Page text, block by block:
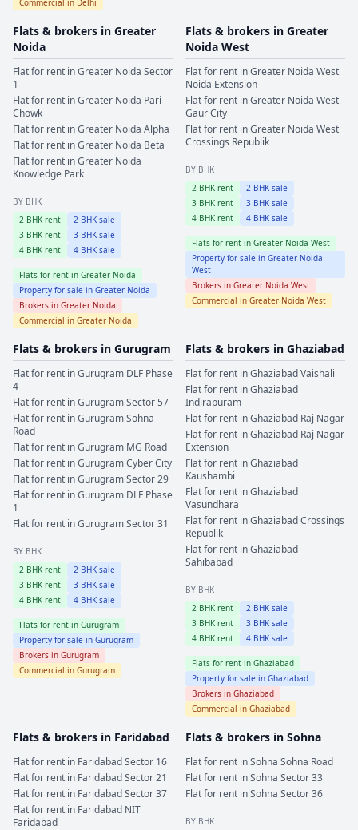
Flats & brokers in Greater
Noida
Flat for rent inGreater Noida Sector
1
Flat for rent inGreater Noida Pari
Chowk
Flat for rent inGreater Noida Alpha
Flat for rent inGreater Noida Beta
Flat for rent inGreater Noida
Knowledge Park
BY BHK
2 BHK rent 2 BHK sale
3 BHK rent 3 BHK sale
4 BHK rent 4 BHK sale
Flats for rent in Greater Noida
Property for sale in Greater Noida
Brokers in Greater Noida
Commercial in Greater Noida
Flats & brokers in Greater
Noida West
Flat for rent inGreater Noida West
Noida Extension
Flat for rent inGreater Noida West
Gaur City
Flat for rent inGreater Noida West
Crossings Republik
BY BHK
2 BHK rent 2 BHK sale
3 BHK rent 3 BHK sale
4 BHK rent 4 BHK sale
Flats for rent in Greater Noida West
Property for sale in Greater Noida
West
Brokers in Greater Noida West
Commercial in Greater Noida West
Flats & brokers in Gurugram
Flat for rent inGurugram DLF Phase
4
Flat for rent inGurugramSector 57
Flat for rent inGurugramSohna
Road
Flat for rent inGurugram MG Road
Flat for rent inGurugramCyber City
Flat for rent inGurugramSector 29
Flat for rent inGurugram DLF Phase
1
Flat for rent inGurugramSector 31
BY BHK
2 BHK rent 2 BHK sale
3 BHK rent 3 BHK sale
4 BHK rent 4 BHK sale
Flats for rent in Gurugram
Property for sale in Gurugram
Brokers in Gurugram
Commercial in Gurugram
Flats & brokers in Ghaziabad
Flat for rent inGhaziabadVaishali
Flat for rent inGhaziabad
Indirapuram
Flat for rent inGhaziabad Raj Nagar
Flat for rent inGhaziabad Raj Nagar
Extension
Flat for rent inGhaziabad
Kaushambi
Flat for rent inGhaziabad
Vasundhara
Flat for rent inGhaziabadCrossings
Republik
Flat for rent inGhaziabad
Sahibabad
BY BHK
2 BHK rent 2 BHK sale
3 BHK rent 3 BHK sale
4 BHK rent 4 BHK sale
Flats for rent in Ghaziabad
Property for sale in Ghaziabad
Brokers in Ghaziabad
Commercial in Ghaziabad
Flats & brokers in Faridabad
Flat for rent in FaridabadSector 16
Flat for rent in FaridabadSector 21
Flat for rent in FaridabadSector 37
Flat for rent in Faridabad NIT
Faridabad
Flats & brokers in Sohna
Flat for rent inSohna Sohna Road
Flat for rent inSohna Sector 33
Flat for rent inSohna Sector 36
BY BHK